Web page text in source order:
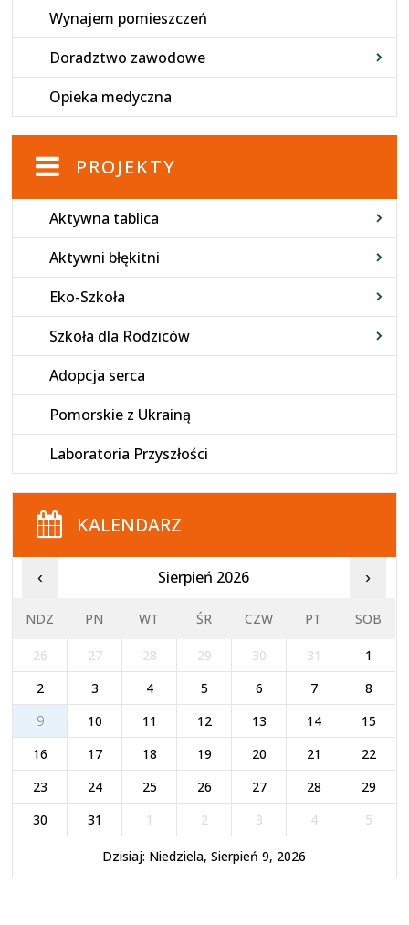
Wynajem pomieszczeń
Doradztwo zawodowe
Opieka medyczna
PROJEKTY
Aktywna tablica
Aktywni błękitni
Eko-Szkoła
Szkoła dla Rodziców
Adopcja serca
Pomorskie z Ukrainą
Laboratoria Przyszłości
KALENDARZ
‹ Sierpień 2026 ›
NDZ PN WT ŚR CZW PT SOB
26 27 28 29 30 31
1
2
3 4 5 6 7
8
9
10 11 12 13 14
15
16
17 18 19 20 21
22
23
24 25 26 27 28
29
30
31 1 2 3 4 5
Dzisiaj: Niedziela, Sierpień 9, 2026